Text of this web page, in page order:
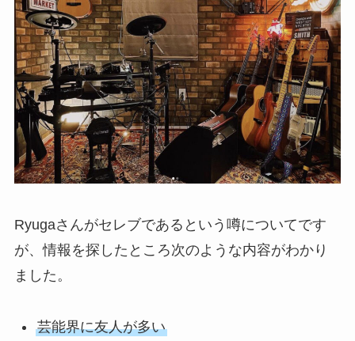
Ryugaさんがセレブであるという噂についてです
が、情報を探したところ次のような内容がわかり
ました。
芸能界に友人が多い